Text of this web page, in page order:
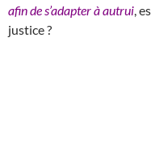
afin de s’adapter à autrui ,
justice ?